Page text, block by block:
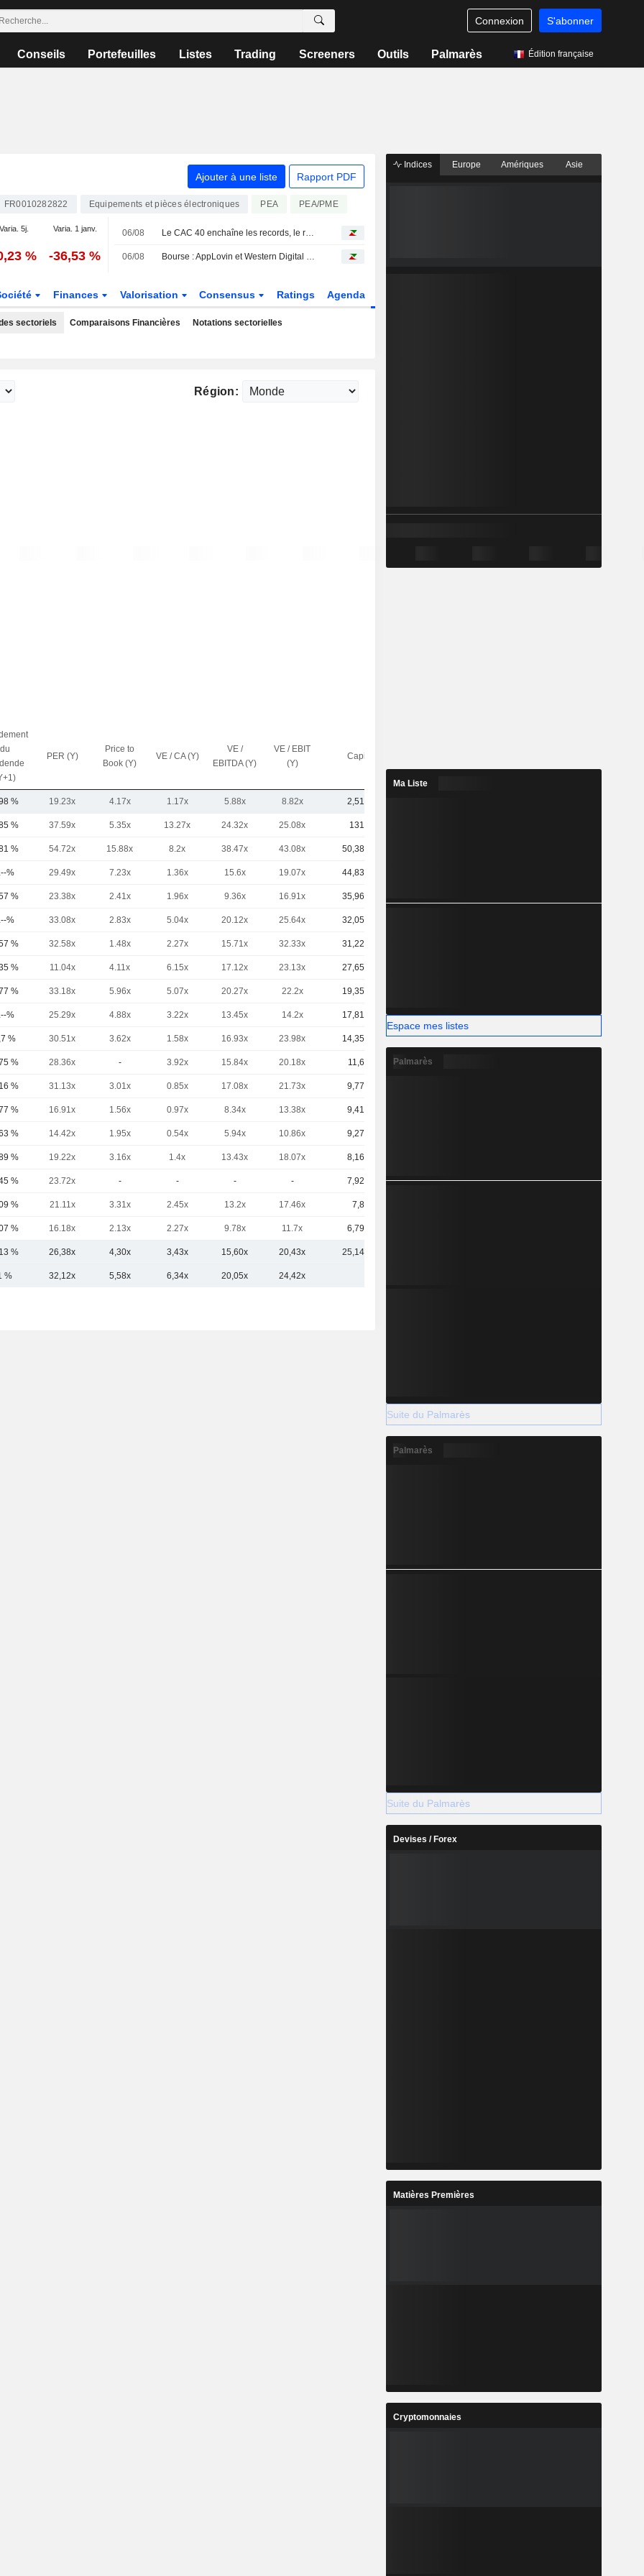
Connexion S'abonner
Conseils Portefeuilles Listes Trading Screeners Outils Palmarès Édition française
Ajouter à une liste Rapport PDF
FR0010282822 Equipements et pièces électroniques PEA PEA/PME
Varia. 5j. Varia. 1 janv.
% -36,53 %
06/08 Le CAC 40 enchaîne les records, le reste de l'Europe dans le vert
06/08 Bourse : AppLovin et Western Digital dans le dur, rumeurs sur Vusion
Finances Valorisation Consensus Ratings Agenda
sectoriels Comparaisons Financières Notations sectorielles
Région:
du
PER (Y)
Price to
Book (Y)
VE / CA (Y)
VE /
EBITDA (Y)
VE / EBIT
(Y)
Capi.($)
% 19.23x 4.17x 1.17x 5.88x 8.82x 2,51 Md
% 37.59x 5.35x 13.27x 24.32x 25.08x 131 Md
% 54.72x 15.88x 8.2x 38.47x 43.08x 50,38 Md
% 29.49x 7.23x 1.36x 15.6x 19.07x 44,83 Md
% 23.38x 2.41x 1.96x 9.36x 16.91x 35,96 Md
% 33.08x 2.83x 5.04x 20.12x 25.64x 32,05 Md
% 32.58x 1.48x 2.27x 15.71x 32.33x 31,22 Md
% 11.04x 4.11x 6.15x 17.12x 23.13x 27,65 Md
% 33.18x 5.96x 5.07x 20.27x 22.2x 19,35 Md
% 25.29x 4.88x 3.22x 13.45x 14.2x 17,81 Md
% 30.51x 3.62x 1.58x 16.93x 23.98x 14,35 Md
% 28.36x - 3.92x 15.84x 20.18x 11,6 Md
% 31.13x 3.01x 0.85x 17.08x 21.73x 9,77 Md
% 16.91x 1.56x 0.97x 8.34x 13.38x 9,41 Md
% 14.42x 1.95x 0.54x 5.94x 10.86x 9,27 Md
% 19.22x 3.16x 1.4x 13.43x 18.07x 8,16 Md
% 23.72x - - - - 7,92 Md
% 21.11x 3.31x 2.45x 13.2x 17.46x 7,8 Md
% 16.18x 2.13x 2.27x 9.78x 11.7x 6,79 Md
% 26,38x 4,30x 3,43x 15,60x 20,43x 25,14 Md
% 32,12x 5,58x 6,34x 20,05x 24,42x
Indices Europe Amériques Asie
Ma Liste
Espace mes listes
Palmarès
Suite du Palmarès
Palmarès
Suite du Palmarès
Devises / Forex
Matières Premières
Cryptomonnaies